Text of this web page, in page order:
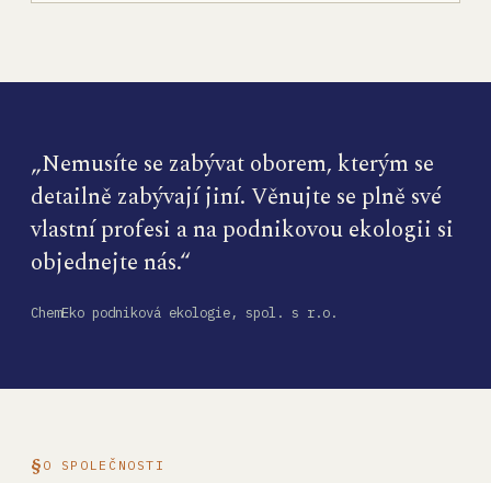
„Nemusíte se zabývat oborem, kterým se
detailně zabývají jiní. Věnujte se plně své
vlastní profesi a na podnikovou ekologii si
objednejte nás.“
ChemEko podniková ekologie, spol. s r.o.
O SPOLEČNOSTI